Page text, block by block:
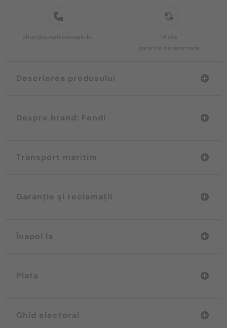
shop@sunglassmagic.hu
14 zile
garanție de returnare
Descrierea produsului
Despre brand: Fendi
Transport maritim
Garanție și reclamații
Înapoi la
Plata
Ghid electoral